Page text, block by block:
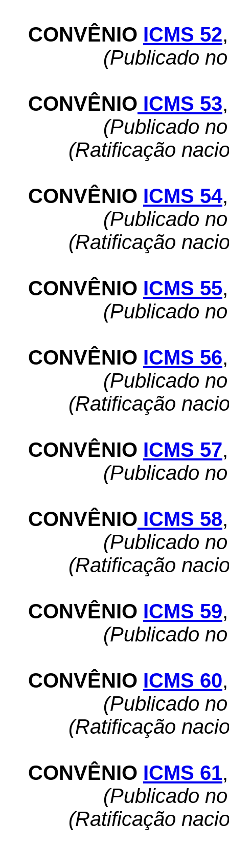
CONVÊNIO ICMS 52,
(Publicado
CONVÊNIO ICMS 53,
(Publicado
(Ratificação
CONVÊNIO ICMS 54,
(Publicado
(Ratificação
CONVÊNIO ICMS 55,
(Publicado
CONVÊNIO ICMS 56,
(Publicado
(Ratificação
CONVÊNIO ICMS 57,
(Publicado
CONVÊNIO ICMS 58,
(Publicado
(Ratificação
CONVÊNIO ICMS 59,
(Publicado
CONVÊNIO ICMS 60,
(Publicado
(Ratificação
CONVÊNIO ICMS 61,
(Publicado
(Ratificação